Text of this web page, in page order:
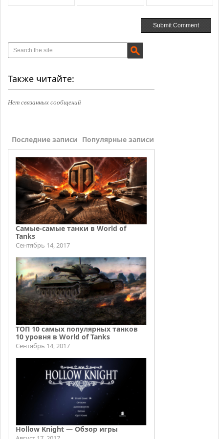
Также читайте:
Нет связанных сообщений
Последние записи Популярные записи
Самые-самые танки в World of
Tanks
Сентябрь 14, 2017
ТОП 10 самых популярных танков
10 уровня в World of Tanks
Сентябрь 14, 2017
Hollow Knight — Обзор игры